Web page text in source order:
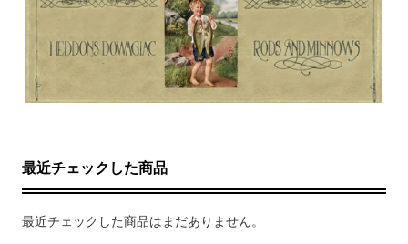
最近チェックした商品
最近チェックした商品はまだありません。